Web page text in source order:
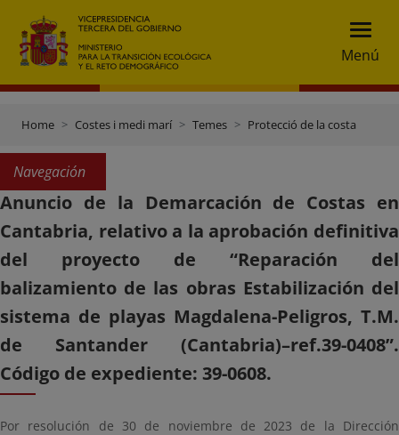
Menú
Home Costes i medi marí Temes Protecció de la costa
Navegación
Anuncio de la Demarcación de Costas en
Cantabria, relativo a la aprobación definitiva
del proyecto de “Reparación del
balizamiento de las obras Estabilización del
sistema de playas Magdalena-Peligros, T.M.
de Santander (Cantabria)–ref.39-0408”.
Código de expediente: 39-0608.
Por resolución de 30 de noviembre de 2023 de la Dirección